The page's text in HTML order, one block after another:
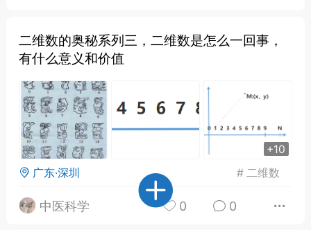
【养正护络膏】？
卫通：内经视角
养要义
0
女子五七，阳明脉衰：女性
养颜首重阳明胃经
二维数的奥秘系列三，二维数是怎么一回事，
有什么意义和价值
+10
广东·深圳
#二维数
中医科学 0 0